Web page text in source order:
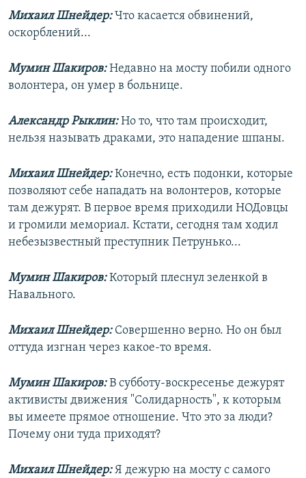
Михаил Шнейдер: Что касается обвинений,
оскорблений...
Мумин Шакиров:Недавно на мосту побили одного
волонтера, он умер в больнице.
Александр Рыклин:Но то, что там происходит,
нельзя называть драками, это нападение шпаны.
Михаил Шнейдер:Конечно, есть подонки, которые
позволяют себе нападать на волонтеров, которые
там дежурят. В первое время приходили НОДовцы
и громили мемориал. Кстати, сегодня там ходил
небезызвестный преступник Петрунько...
Мумин Шакиров:Который плеснул зеленкой в
Навального.
Михаил Шнейдер: Совершенно верно. Но он был
оттуда изгнан через какое-то время.
Мумин Шакиров:В субботу-воскресенье дежурят
активисты движения "Солидарность", к которым
вы имеете прямое отношение. Что это за люди?
Почему они туда приходят?
Михаил Шнейдер:Я дежурю на мосту с самого